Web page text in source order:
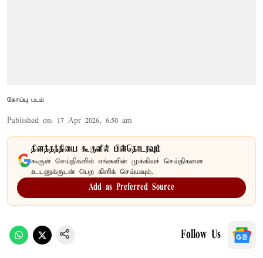
கோப்பு படம்
Published on: 17 Apr 2026, 6:50 am
தினத்தந்தியை கூகுளில் பின்தொடரவும்
கூகுள் செய்திகளில் எங்களின் முக்கியச் செய்திகளை
உடனுக்குடன் பெற கிளிக் செய்யவும்.
Add as Preferred Source
Follow Us